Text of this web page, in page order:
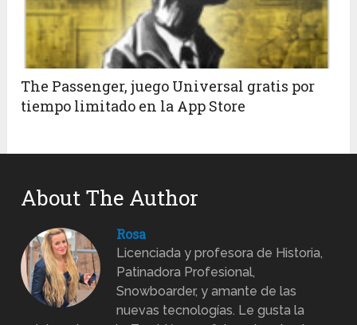
The Passenger, juego Universal gratis por
tiempo limitado en la App Store
About The Author
Rosa
Licenciada y profesora de Historia,
Patinadora Profesional,
Snowboarder, y amante de las
nuevas tecnologías. Le gusta la